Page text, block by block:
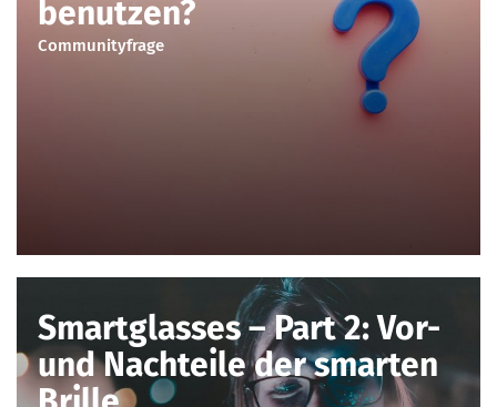
benutzen?
Communityfrage
Smartglasses – Part 2: Vor-
und Nachteile der smarten